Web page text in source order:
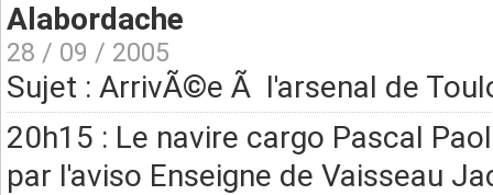
Alabordache
28 / 09 / 2005
Sujet : ArrivÃ©e Ã l'arsenal de
20h15 : Le navire cargo Pascal
par l'aviso Enseigne de Vaisseau